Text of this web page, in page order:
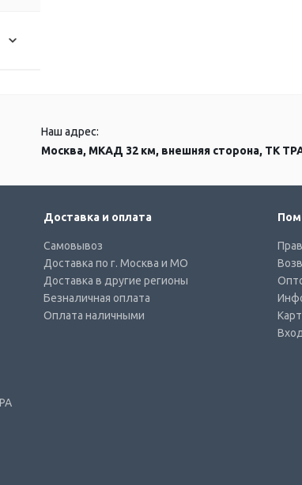
Наш адрес:
Москва, МКАД 32 км, внешняя сторона, ТК
Доставка и оплата
Самовывоз
Доставка по г. Москва и МО
Доставка в другие регионы
Безналичная оплата
Оплата наличными